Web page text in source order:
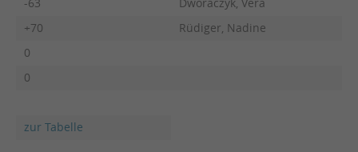
-63
Dworaczyk, Vera
+70
Rüdiger, Nadine
0
0
zur Tabelle